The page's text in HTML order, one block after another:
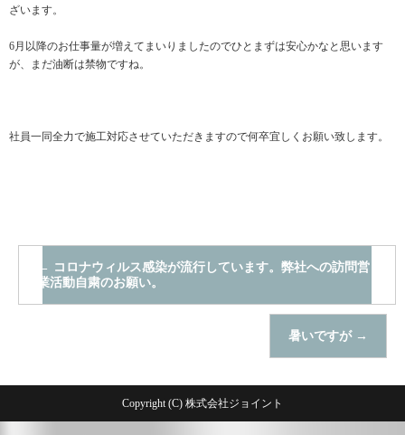
ざいます。
6月以降のお仕事量が増えてまいりましたのでひとまずは安心かなと思います
が、まだ油断は禁物ですね。
社員一同全力で施工対応させていただきますので何卒宜しくお願い致します。
← コロナウィルス感染が流行しています。弊社への訪問営
業活動自粛のお願い。
暑いですが →
Copyright (C) 株式会社ジョイント